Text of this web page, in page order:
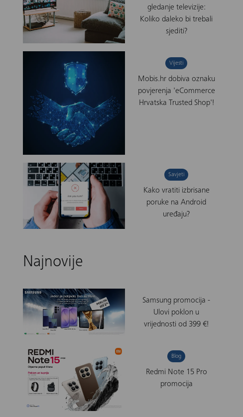
gledanje televizije:
Koliko daleko bi trebali
sjediti?
Vijesti
Mobis.hr dobiva oznaku
povjerenja 'eCommerce
Hrvatska Trusted Shop'!
Savjeti
Kako vratiti izbrisane
poruke na Android
uređaju?
Najnovije
Samsung promocija -
Ulovi poklon u
vrijednosti od 399 €!
Blog
Redmi Note 15 Pro
promocija